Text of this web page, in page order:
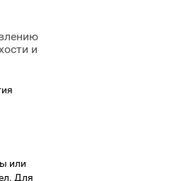
и
или
Для